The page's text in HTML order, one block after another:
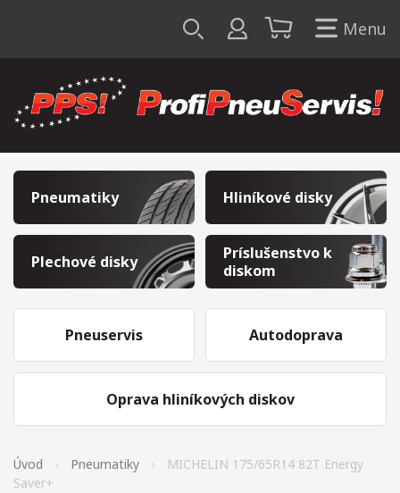
Menu
Pneumatiky Hliníkové disky
Plechové disky
Príslušenstvo k
diskom
Pneuservis
Oprava hliníkových diskov
Autodoprava
Úvod Pneumatiky
MICHELIN 175/65R14 82T Energy
Saver+